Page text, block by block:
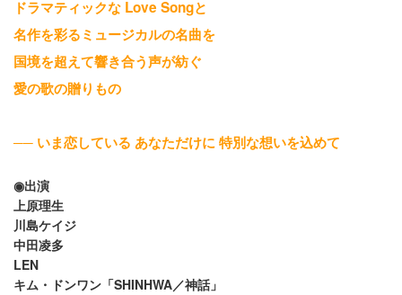
ドラマティックな Love Songと
名作を彩るミュージカルの名曲を
国境を超えて響き合う声が紡ぐ
愛の歌の贈りもの
── いま恋している あなただけに 特別な想いを込めて
◉出演
上原理生
川島ケイジ
中田凌多
LEN
キム・ドンワン「SHINHWA／神話」